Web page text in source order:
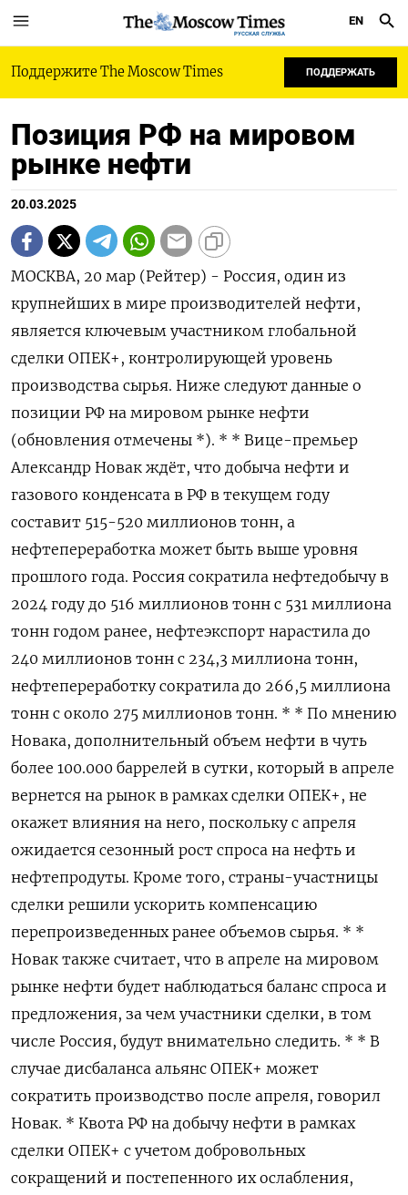
РУССКАЯ СЛУЖБА
EN
Поддержите The Moscow Times ПОДДЕРЖАТЬ
Позиция РФ на мировом
рынке нефти
20.03.2025
МОСКВА, 20 мар (Рейтер) - Россия, один из
крупнейших в мире производителей нефти,
является ключевым участником глобальной
сделки ОПЕК+, контролирующей уровень
производства сырья. Ниже следуют данные о
позиции РФ на мировом рынке нефти
(обновления отмечены *). * * Вице-премьер
Александр Новак ждёт, что добыча нефти и
газового конденсата в РФ в текущем году
составит 515-520 миллионов тонн, а
нефтепереработка может быть выше уровня
прошлого года. Россия сократила нефтедобычу в
2024 году до 516 миллионов тонн с 531 миллиона
тонн годом ранее, нефтеэкспорт нарастила до
240 миллионов тонн с 234,3 миллиона тонн,
нефтепереработку сократила до 266,5 миллиона
тонн с около 275 миллионов тонн. * * По мнению
Новака, дополнительный объем нефти в чуть
более 100.000 баррелей в сутки, который в апреле
вернется на рынок в рамках сделки ОПЕК+, не
окажет влияния на него, поскольку с апреля
ожидается сезонный рост спроса на нефть и
нефтепродуты. Кроме того, страны-участницы
сделки решили ускорить компенсацию
перепроизведенных ранее объемов сырья. * *
Новак также считает, что в апреле на мировом
рынке нефти будет наблюдаться баланс спроса и
предложения, за чем участники сделки, в том
числе Россия, будут внимательно следить. * * В
случае дисбаланса альянс ОПЕК+ может
сократить производство после апреля, говорил
Новак. * Квота РФ на добычу нефти в рамках
сделки ОПЕК+ с учетом добровольных
сокращений и постепенного их ослабления,